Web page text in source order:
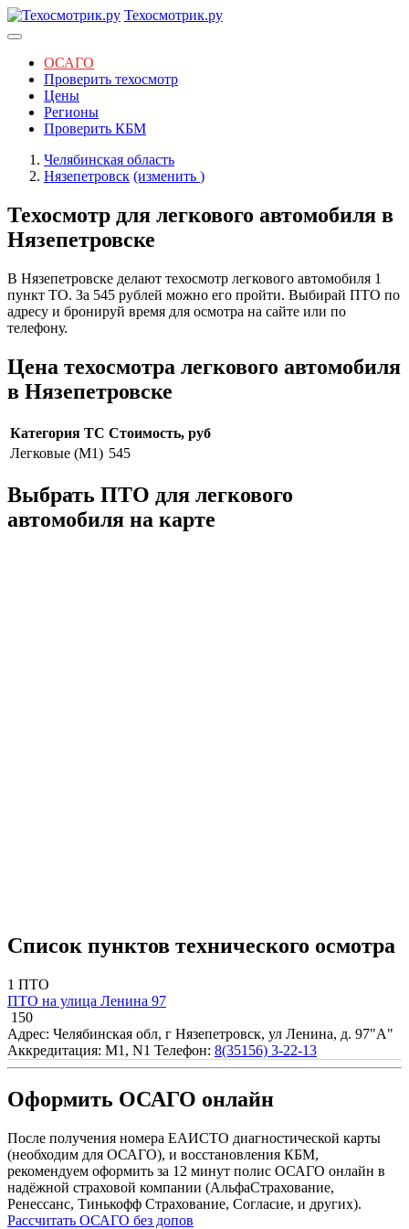
Техосмотрик.ру
ОСАГО
Проверить техосмотр
Цены
Регионы
Проверить КБМ
Челябинская область
Нязепетровск (изменить )
Техосмотр для легкового автомобиля в
Нязепетровске
В Нязепетровске делают техосмотр легкового автомобиля 1
пункт ТО. За 545 рублей можно его пройти. Выбирай ПТО по
адресу и бронируй время для осмотра на сайте или по
телефону.
Цена техосмотра легкового автомобиля
в Нязепетровске
Категория ТС Стоимость, руб
Легковые (M1) 545
Выбрать ПТО для легкового
автомобиля на карте
Список пунктов технического осмотра
1 ПТО
ПТО на улица Ленина 97
150
Адрес: Челябинская обл, г Нязепетровск, ул Ленина, д. 97"А"
Аккредитация: M1, N1 Телефон: 8(35156) 3-22-13
Оформить ОСАГО онлайн
После получения номера ЕАИСТО диагностической карты
(необходим для ОСАГО), и восстановления КБМ,
рекомендуем оформить за 12 минут полис ОСАГО онлайн в
надёжной страховой компании (АльфаСтрахование,
Ренессанс, Тинькофф Страхование, Согласие, и других).
Рассчитать ОСАГО без допов